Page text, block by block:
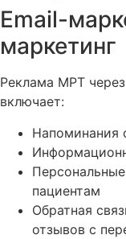
Email-
маркетинг
Реклама МРТ
включает:
Напоминания
пациентам
Обратная
отзывов с